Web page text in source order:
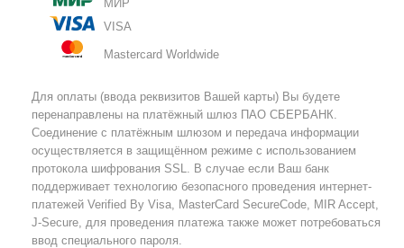
МИР
VISA
Mastercard Worldwide
Для оплаты (ввода реквизитов Вашей карты) Вы будете
перенаправлены на платёжный шлюз ПАО СБЕРБАНК.
Соединение с платёжным шлюзом и передача информации
осуществляется в защищённом режиме с использованием
протокола шифрования SSL. В случае если Ваш банк
поддерживает технологию безопасного проведения интернет-
платежей Verified By Visa, MasterCard SecureCode, MIR Accept,
J-Secure, для проведения платежа также может потребоваться
ввод специального пароля.